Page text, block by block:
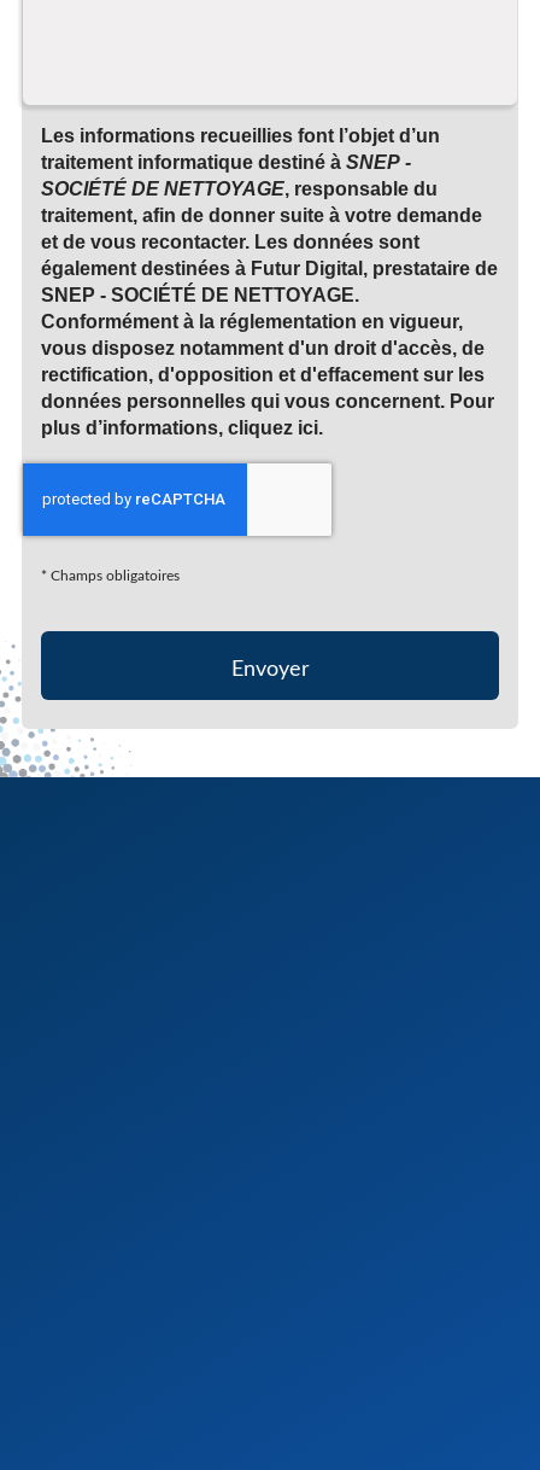
Les informations recueillies font l’objet d’un
traitement informatique destiné à SNEP -
SOCIÉTÉ DE NETTOYAGE, responsable du
traitement, afin de donner suite à votre demande
et de vous recontacter. Les données sont
également destinées à Futur Digital, prestataire de
SNEP - SOCIÉTÉ DE NETTOYAGE.
Conformément à la réglementation en vigueur,
vous disposez notamment d'un droit d'accès, de
rectification, d'opposition et d'effacement sur les
données personnelles qui vous concernent. Pour
plus d’informations, cliquez ici.
*Champs obligatoires